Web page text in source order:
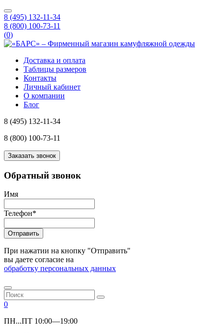
8 (495) 132-11-34
8 (800) 100-73-11
(0)
Доставка и оплата
Таблицы размеров
Контакты
Личный кабинет
О компании
Блог
8 (495) 132-11-34
8 (800) 100-73-11
Заказать звонок
Обратный звонок
Имя
Телефон*
Отправить
При нажатии на кнопку "Отправить"
вы даете согласие на
обработку персональных данных
0
ПН...ПТ 10:00—19:00